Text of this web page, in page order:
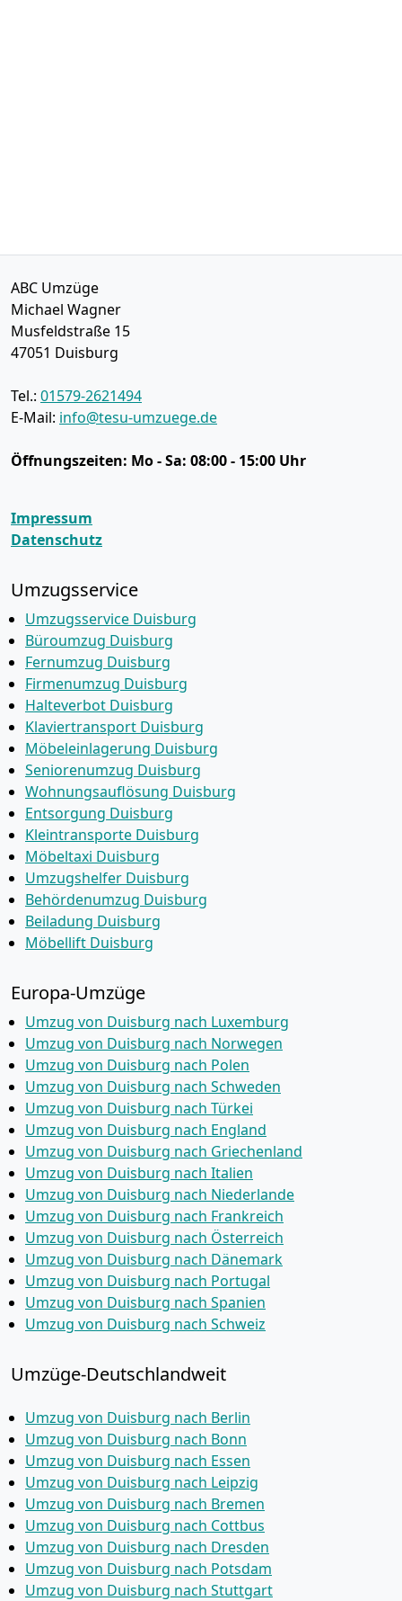
ABC Umzüge
Michael Wagner
Musfeldstraße 15
47051 Duisburg
Tel.: 01579-2621494
E-Mail: info@tesu-umzuege.de
Öffnungszeiten: Mo - Sa: 08:00 - 15:00 Uhr
Impressum
Datenschutz
Umzugsservice
Umzugsservice Duisburg
Büroumzug Duisburg
Fernumzug Duisburg
Firmenumzug Duisburg
Halteverbot Duisburg
Klaviertransport Duisburg
Möbeleinlagerung Duisburg
Seniorenumzug Duisburg
Wohnungsauflösung Duisburg
Entsorgung Duisburg
Kleintransporte Duisburg
Möbeltaxi Duisburg
Umzugshelfer Duisburg
Behördenumzug Duisburg
Beiladung Duisburg
Möbellift Duisburg
Europa-Umzüge
Umzug von Duisburg nach Luxemburg
Umzug von Duisburg nach Norwegen
Umzug von Duisburg nach Polen
Umzug von Duisburg nach Schweden
Umzug von Duisburg nach Türkei
Umzug von Duisburg nach England
Umzug von Duisburg nach Griechenland
Umzug von Duisburg nach Italien
Umzug von Duisburg nach Niederlande
Umzug von Duisburg nach Frankreich
Umzug von Duisburg nach Österreich
Umzug von Duisburg nach Dänemark
Umzug von Duisburg nach Portugal
Umzug von Duisburg nach Spanien
Umzug von Duisburg nach Schweiz
Umzüge-Deutschlandweit
Umzug von Duisburg nach Berlin
Umzug von Duisburg nach Bonn
Umzug von Duisburg nach Essen
Umzug von Duisburg nach Leipzig
Umzug von Duisburg nach Bremen
Umzug von Duisburg nach Cottbus
Umzug von Duisburg nach Dresden
Umzug von Duisburg nach Potsdam
Umzug von Duisburg nach Stuttgart